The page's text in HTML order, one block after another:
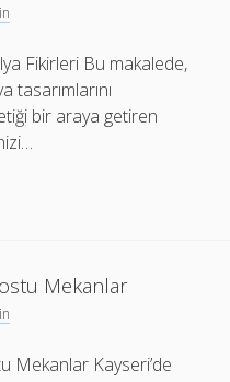
Fikirleri Bu makalede,
bir araya getiren
Mekanlar
Mekanlar Kayseri’de